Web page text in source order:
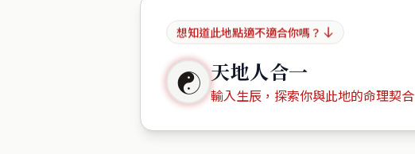
想知道此地點適不適合你嗎？
☯ 天地人合一
輸入生辰，探索你與此地的命理契合